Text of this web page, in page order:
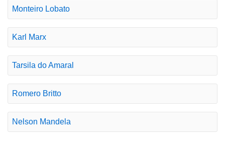
Monteiro Lobato
Karl Marx
Tarsila do Amaral
Romero Britto
Nelson Mandela